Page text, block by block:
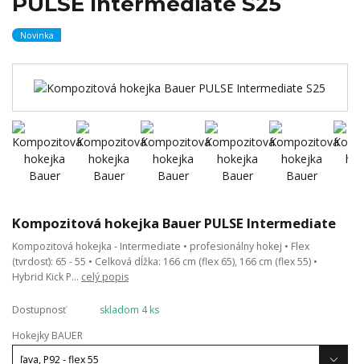
Novinka
Kompozitová hokejka Bauer PULSE Intermediate
Kompozitová hokejka - Intermediate • profesionálny hokej • Flex
(tvrdosť): 65 - 55 • Celková dĺžka: 166 cm (flex 65), 166 cm (flex 55) •
Hybrid Kick P... celý popis
Dostupnosť
skladom 4 ks
Hokejky BAUER